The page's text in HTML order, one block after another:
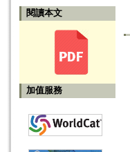
閱讀本文
加值服務